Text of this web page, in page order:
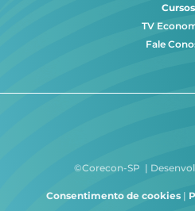
Cursos
TV
Fale
©Corecon-SP |
Consentimento de cookies |